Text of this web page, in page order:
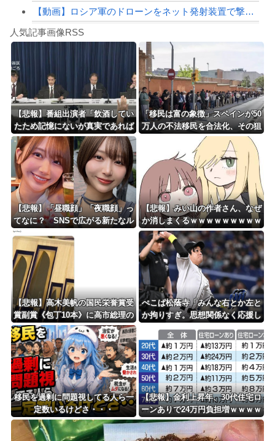
Powered by livedoor 相互RSS
【動画】ロシア軍のドローンをネット発射装置で撃墜するウクライナ。
日本旅行キャンセルすべきか…1万年ぶり史上最大級の火山の兆し＝韓国の反応
更新中止のお知らせ
海外「おめでとうタキ！」リヴァプール南野がバースデーゴール！！
Powered by livedoor 相互RSS
人気記事画像RSS
【悲報】番組出演者「飲酒してい
たため記憶にないが真実であれば
申し訳ない」 NHK職員が出演者
から性被害
「移民は富の象徴」スペインが50
万人の不法移民を合法化、その狙
いと日本への教訓と [蚤の市★]
【悲報】「昼職顔」「夜職顔」っ
てなに？ SNSで広がる新たなル
【悲報】みい山の作者さん、なぜ
か消しまくるｗｗｗｗｗｗｗｗｗ
ｗｗｗｗｗｗ
【悲報】高木美帆の国民栄誉賞受
賞副賞《包丁10本》に高市総理の
名前も刻印ｗｗｗｗｗｗｗｗｗ
ぺこぱ松蔭寺「みんな右とか左と
か拘りすぎ。思想関係なく応援し
移民を過剰に問題視してる人ら一
定数いるけどさ・・・
【悲報】金利上昇年、30代住宅ロ
ーンありで24万円負担増ｗｗｗｗ
ｗｗｗｗｗｗｗｗ